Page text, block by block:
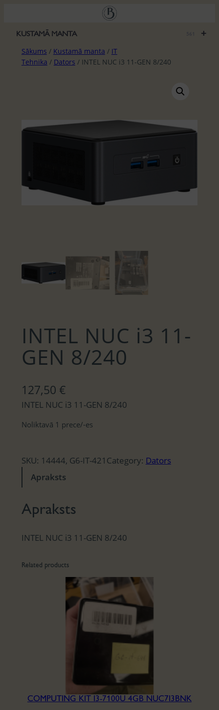
saturu
+
KUSTAMĀ MANTA
Sākums / Kustamā manta / IT
Tehnika / Dators / INTEL NUC i3 11-GEN 8/240
INTEL NUC i3 11-
GEN 8/240
127,50 €
INTEL NUC i3 11-GEN 8/240
Noliktavā 1 prece/-es
SKU: 14444, G6-IT-421 Category: Dators
Apraksts
Apraksts
INTEL NUC i3 11-GEN 8/240
Related products
COMPUTING KIT I3-7100U 4GB NUC7I3BNK